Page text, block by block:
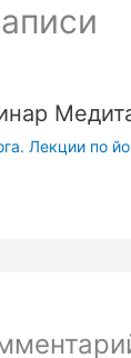
Лекции по